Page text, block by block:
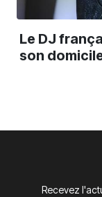
Le DJ
son
Recevez